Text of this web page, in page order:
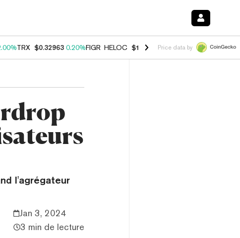
TRX $0.32963 0.20%FIGR_HELOC $1.001 -2.70%HYPE $54.50 -
Price data by
l'agrégateur
Jan 3, 2024
3 min de lecture